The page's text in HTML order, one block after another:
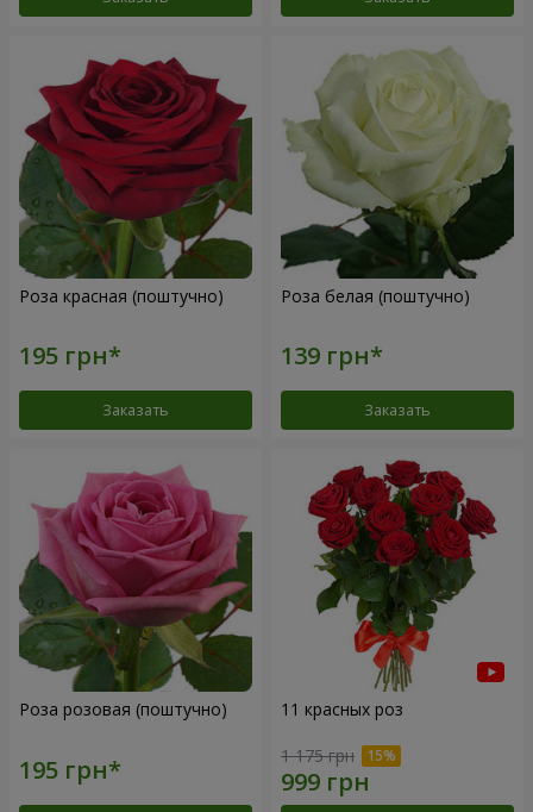
Роза красная (поштучно)
Заказать
Роза белая (поштучно)
Заказать
Роза розовая (поштучно) 11 красных роз
1 175 грн